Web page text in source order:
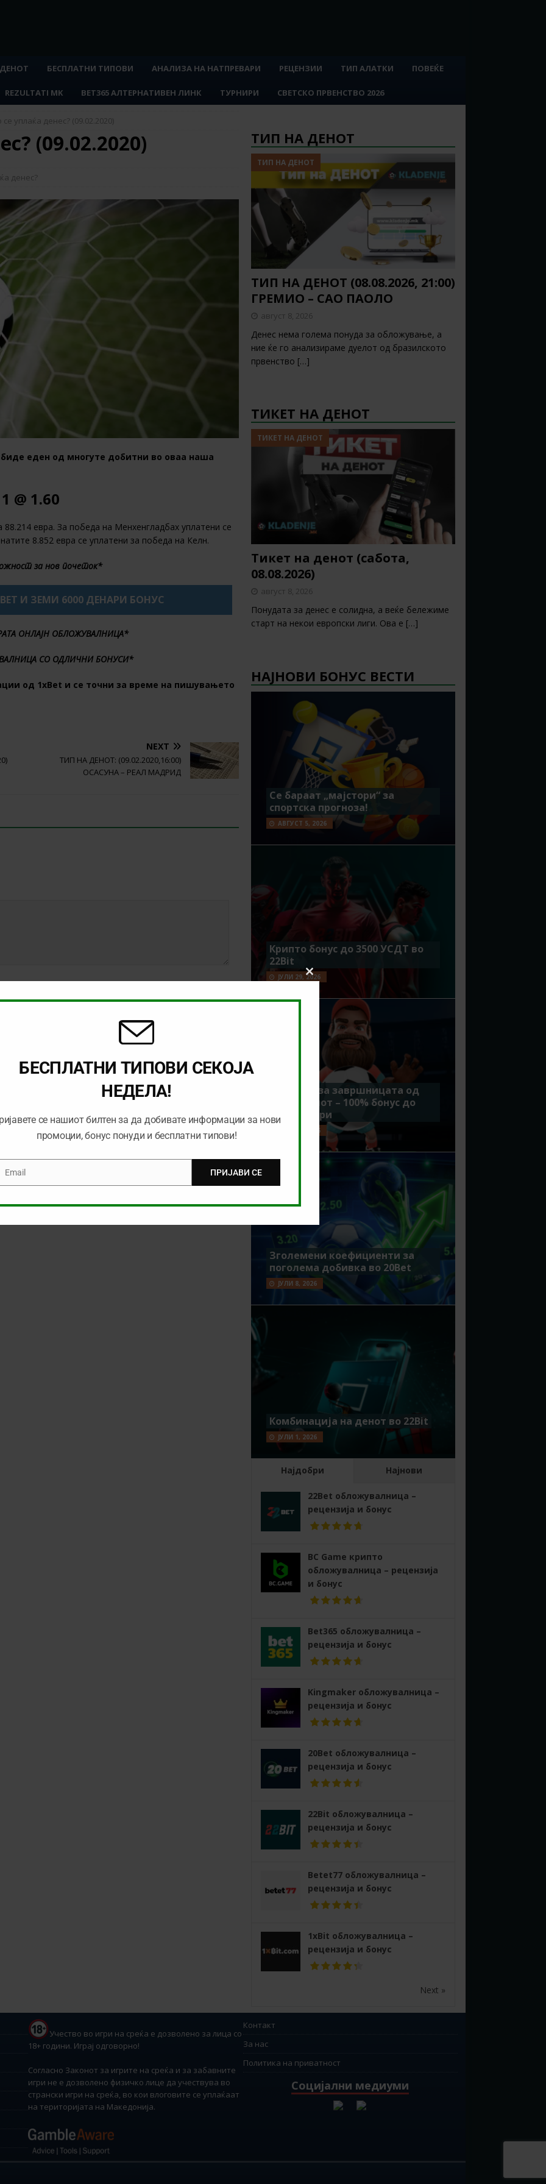
БЕСПЛАТНИ ТИПОВИ АНАЛИЗА НА НАТПРЕВАРИ РЕЦЕНЗИИ ТИП АЛАТКИ ПОВЕЌЕ
REZULTATI MK BET365 АЛТЕРНАТИВЕН ЛИНК ТУРНИРИ СВЕТСКО ПРВЕНСТВО 2026
уплаќа денес? (09.02.2020)
(09.02.2020)
денес?
еден од многуте добитни во оваа наша
@ 1.60
88.214 евра. За победа на Менхенгладбах уплатени се
8.852 евра се уплатени за победа на Келн.
за нов почеток*
И ЗЕМИ 6000 ДЕНАРИ БОНУС
ОНЛАЈН ОБЛОЖУВАЛНИЦА*
СО ОДЛИЧНИ БОНУСИ*
од 1хBet и се точни за време на пишувањето
NEXT
ТИП НА ДЕНОТ: (09.02.2020,16:00)
ОСАСУНА – РЕАЛ МАДРИД
for the next time I comment.
ТИП НА ДЕНОТ
ТИП НА ДЕНОТ
ТИП НА ДЕНОТ (08.08.2026, 21:00)
ГРЕМИО – САО ПАОЛО
август 8, 2026
Денес нема голема понуда за обложување, а
ние ќе го анализираме дуелот од бразилското
првенство […]
ТИКЕТ НА ДЕНОТ
ТИКЕТ НА ДЕНОТ
Тикет на денот (сабота,
08.08.2026)
август 8, 2026
Понудата за денес е солидна, а веќе бележиме
старт на некои европски лиги. Ова е […]
НАЈНОВИ БОНУС ВЕСТИ
Се бараат „мајстори“ за
спортска прогноза!
АВГУСТ 5, 2026
Крипто бонус до 3500 УСДТ во
22Bit
ЈУЛИ 29, 2026
Идеално за завршницата од
Мундијалот – 100% бонус до
7500 денари
ЈУЛИ 15, 2026
Зголемени коефициенти за
поголема добивка во 20Bet
ЈУЛИ 8, 2026
Комбинација на денот во 22Bit
ЈУЛИ 1, 2026
Најдобри Најнови
22Bet обложувалница –
рецензија и бонус
BC Game крипто
обложувалница – рецензија
и бонус
Bet365 обложувалница –
рецензија и бонус
Kingmaker обложувалница –
рецензија и бонус
20Bet обложувалница –
рецензија и бонус
22Bit обложувалница –
рецензија и бонус
Betet77 обложувалница –
рецензија и бонус
1xBit обложувалница –
рецензија и бонус
Next »
Учество во игри на среќа е дозволено за лица со
18+ години. Играј одговорно!
Согласно Законот за игрите на среќа и за забавните
игри не е дозволено физичко лице да учествува во
странски игри на среќа, во кои влоговите се уплаќаат
на територијата на Македонија.
Контакт
За нас
Политика на приватност
Социјални медиуми
Close
module
БЕСПЛАТНИ ТИПОВИ СЕКОЈА
НЕДЕЛА!
се нашиот билтен за да добивате информации за нови
промоции, бонус понуди и бесплатни типови!
Email ПРИЈАВИ СЕ